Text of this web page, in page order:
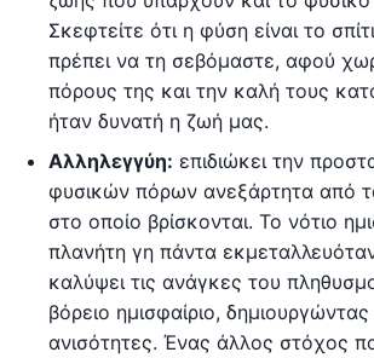
Σκεφτείτε ότι η φύση είναι το
πρέπει να τη σεβόμαστε, αφού
πόρους της και την καλή τους
ήταν δυνατή η ζωή μας.
Αλληλεγγύη: επιδιώκει την
φυσικών πόρων ανεξάρτητα από
στο οποίο βρίσκονται. Το νότιο
πλανήτη γη πάντα
καλύψει τις ανάγκες του
βόρειο ημισφαίριο,
ανισότητες. Ένας άλλος στόχος